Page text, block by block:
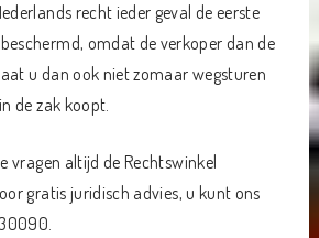
recht ieder geval de eerste
omdat de verkoper dan de
u dan ook niet zomaar wegsturen
de zak koopt.
vragen altijd de Rechtswinkel
gratis juridisch advies, u kunt ons